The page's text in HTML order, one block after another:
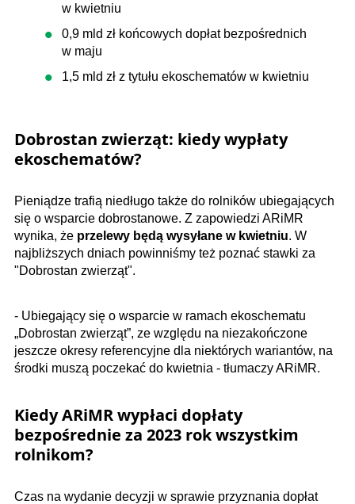
w kwietniu
0,9 mld zł końcowych dopłat bezpośrednich
w maju
1,5 mld zł z tytułu ekoschematów w kwietniu
Dobrostan zwierząt: kiedy wypłaty
ekoschematów?
Pieniądze trafią niedługo także do rolników ubiegających
się o wsparcie dobrostanowe. Z zapowiedzi ARiMR
wynika, że przelewy będą wysyłane w kwietniu. W
najbliższych dniach powinniśmy też poznać stawki za
"Dobrostan zwierząt".
- Ubiegający się o wsparcie w ramach ekoschematu
„Dobrostan zwierząt”, ze względu na niezakończone
jeszcze okresy referencyjne dla niektórych wariantów, na
środki muszą poczekać do kwietnia - tłumaczy ARiMR.
Kiedy ARiMR wypłaci dopłaty
bezpośrednie za 2023 rok wszystkim
rolnikom?
Czas na wydanie decyzji w sprawie przyznania dopłat